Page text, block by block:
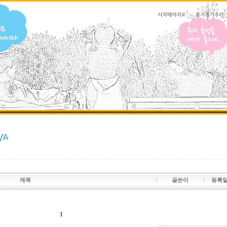
제목 글쓴이 등록
1